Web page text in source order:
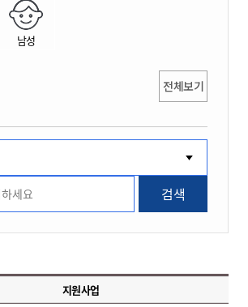
남성
전체보기
검색
지원사업